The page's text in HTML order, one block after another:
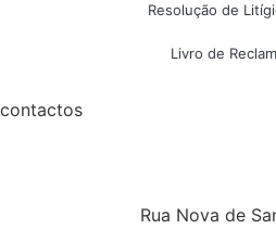
Resolução de
Livro de
contactos
Rua Nova de